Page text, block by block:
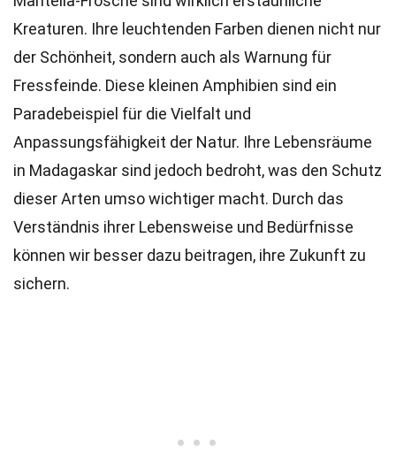
Kreaturen. Ihre leuchtenden Farben dienen nicht nur
der Schönheit, sondern auch als Warnung für
Fressfeinde. Diese kleinen Amphibien sind ein
Paradebeispiel für die Vielfalt und
Anpassungsfähigkeit der Natur. Ihre Lebensräume
in Madagaskar sind jedoch bedroht, was den Schutz
dieser Arten umso wichtiger macht. Durch das
Verständnis ihrer Lebensweise und Bedürfnisse
können wir besser dazu beitragen, ihre Zukunft zu
sichern.